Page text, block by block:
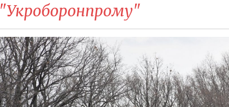
"Укроборонпрому"